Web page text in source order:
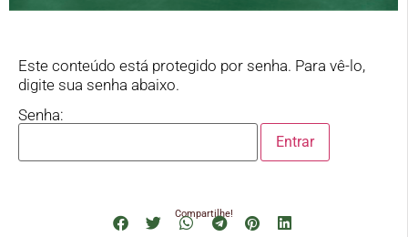
Este conteúdo está protegido por senha. Para vê-lo,
digite sua senha abaixo.
Senha:
Compartilhe!